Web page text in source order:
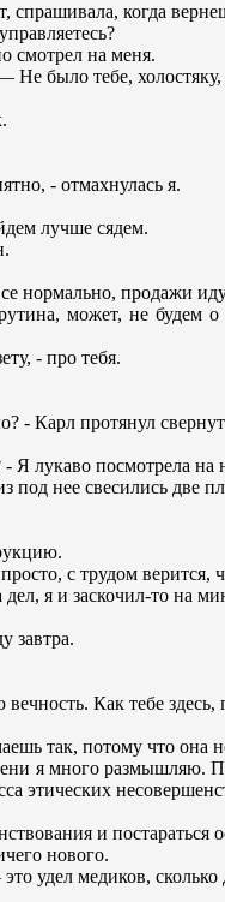
спрашивала, когда
смотрел на меня.
было тебе,
- отмахнулась я.
лучше сядем.
продажи
может, не будем о
- про тебя.
Карл протянул
лукаво посмотрела на
нее свесились две
с трудом верится,
я и заскочил-то на
завтра.
Как тебе здесь,
так, потому что она
я много размышляю.
этических
и постараться
нового.
удел медиков,